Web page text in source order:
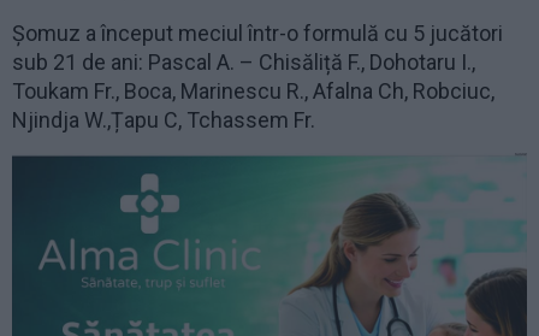
Șomuz a început meciul într-o formulă cu 5 jucători
sub 21 de ani: Pascal A. – Chisăliță F., Dohotaru I.,
Toukam Fr., Boca, Marinescu R., Afalna Ch, Robciuc,
Njindja W.,Țapu C, Tchassem Fr.